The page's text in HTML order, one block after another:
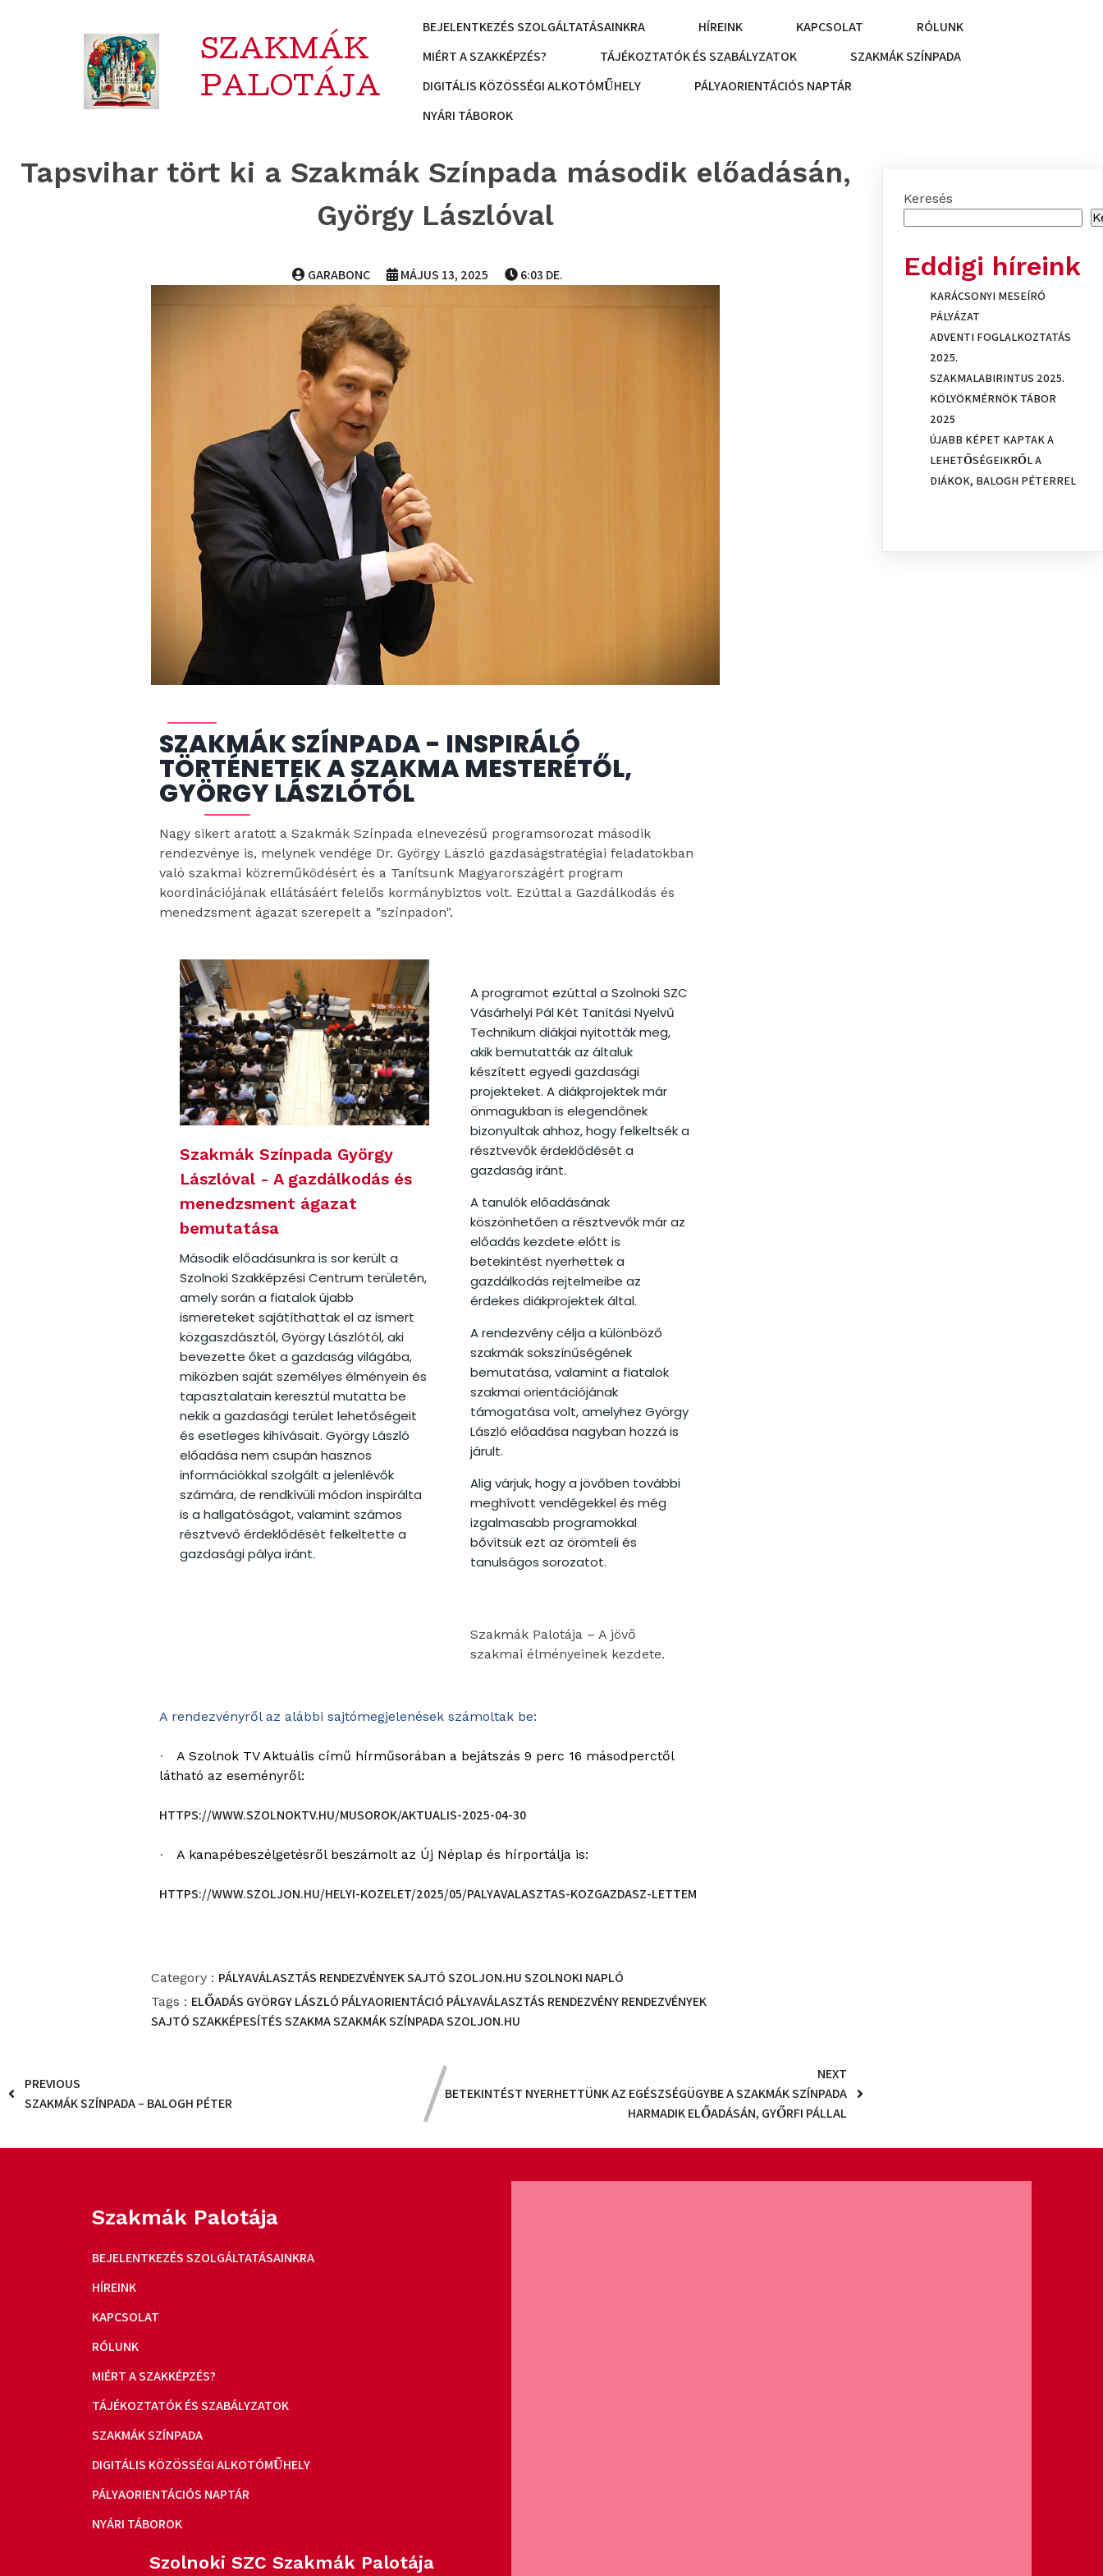
SZAKMÁK
PALOTÁJA
BEJELENTKEZÉS SZOLGÁLTATÁSAINKRA HÍREINK KAPCSOLAT
RÓLUNK
MIÉRT A SZAKKÉPZÉS?
TÁJÉKOZTATÓK ÉS SZABÁLYZATOK
SZAKMÁK SZÍNPADA
DIGITÁLIS KÖZÖSSÉGI ALKOTÓMŰHELY
PÁLYAORIENTÁCIÓS NAPTÁR
NYÁRI TÁBOROK
Tapsvihar tört ki a Szakmák Színpada második előadásán,
György Lászlóval
GARABONC MÁJUS 13, 2025 6:03 DE.
SZAKMÁK SZÍNPADA - INSPIRÁLÓ
TÖRTÉNETEK A SZAKMA MESTERÉTŐL,
GYÖRGY LÁSZLÓTÓL
Nagy sikert aratott a Szakmák Színpada elnevezésű programsorozat második
rendezvénye is, melynek vendége Dr. György László gazdaságstratégiai feladatokban
való szakmai közreműködésért és a Tanítsunk Magyarországért program
koordinációjának ellátásáért felelős kormánybiztos volt. Ezúttal a Gazdálkodás és
menedzsment ágazat szerepelt a "színpadon".
Szakmák Színpada György
Lászlóval - A gazdálkodás és
menedzsment ágazat
bemutatása
Második előadásunkra is sor került a
Szolnoki Szakképzési Centrum területén,
amely során a fiatalok újabb
ismereteket sajátíthattak el az ismert
közgaszdásztól, György Lászlótól, aki
bevezette őket a gazdaság világába,
miközben saját személyes élményein és
tapasztalatain keresztül mutatta be
nekik a gazdasági terület lehetőségeit
és esetleges kihívásait. György László
előadása nem csupán hasznos
információkkal szolgált a jelenlévők
számára, de rendkívüli módon inspirálta
is a hallgatóságot, valamint számos
résztvevő érdeklődését felkeltette a
gazdasági pálya iránt.
A programot ezúttal a Szolnoki SZC
Vásárhelyi Pál Két Tanítási Nyelvű
Technikum diákjai nyitották meg,
akik bemutatták az általuk
készített egyedi gazdasági
projekteket. A diákprojektek már
önmagukban is elegendőnek
bizonyultak ahhoz, hogy felkeltsék a
résztvevők érdeklődését a
gazdaság iránt.
A tanulók előadásának
köszönhetően a résztvevők már az
előadás kezdete előtt is
betekintést nyerhettek a
gazdálkodás rejtelmeibe az
érdekes diákprojektek által.
A rendezvény célja a különböző
szakmák sokszínűségének
bemutatása, valamint a fiatalok
szakmai orientációjának
támogatása volt, amelyhez György
László előadása nagyban hozzá is
járult.
Alig várjuk, hogy a jövőben további
meghívott vendégekkel és még
izgalmasabb programokkal
bővítsük ezt az örömteli és
tanulságos sorozatot.
Szakmák Palotája – A jövő
szakmai élményeinek kezdete.
A rendezvényről az alábbi sajtómegjelenések számoltak be:
·
A Szolnok TV Aktuális című hírműsorában a bejátszás 9 perc 16 másodperctől
látható az eseményről:
HTTPS://WWW.SZOLNOKTV.HU/MUSOROK/AKTUALIS-2025-04-30
· A kanapébeszélgetésről beszámolt az Új Néplap és hírportálja is:
HTTPS://WWW.SZOLJON.HU/HELYI-KOZELET/2025/05/PALYAVALASZTAS-KOZGAZDASZ-LETTEM
Category : PÁLYAVÁLASZTÁS RENDEZVÉNYEKSAJTÓSZOLJON.HUSZOLNOKI NAPLÓ
Tags : ELŐADÁS GYÖRGY LÁSZLÓ PÁLYAORIENTÁCIÓ PÁLYAVÁLASZTÁS RENDEZVÉNYRENDEZVÉNYEK
SAJTÓSZAKKÉPESÍTÉSSZAKMASZAKMÁK SZÍNPADASZOLJON.HU
PREVIOUS
SZAKMÁK SZÍNPADA – BALOGH PÉTER
NEXT
BETEKINTÉST NYERHETTÜNK AZ EGÉSZSÉGÜGYBE A SZAKMÁK SZÍNPADA
HARMADIK ELŐADÁSÁN, GYŐRFI PÁLLAL
Keresés
Eddigi híreink
KARÁCSONYI MESEÍRÓ
PÁLYÁZAT
ADVENTI FOGLALKOZTATÁS
2025.
SZAKMALABIRINTUS 2025.
KÖLYÖKMÉRNÖK TÁBOR
2025
ÚJABB KÉPET KAPTAK A
LEHETŐSÉGEIKRŐL A
DIÁKOK, BALOGH PÉTERREL
Szakmák Palotája
BEJELENTKEZÉS SZOLGÁLTATÁSAINKRA
HÍREINK
KAPCSOLAT
RÓLUNK
MIÉRT A SZAKKÉPZÉS?
TÁJÉKOZTATÓK ÉS SZABÁLYZATOK
SZAKMÁK SZÍNPADA
DIGITÁLIS KÖZÖSSÉGI ALKOTÓMŰHELY
PÁLYAORIENTÁCIÓS NAPTÁR
NYÁRI TÁBOROK
Szolnoki SZC Szakmák Palotája